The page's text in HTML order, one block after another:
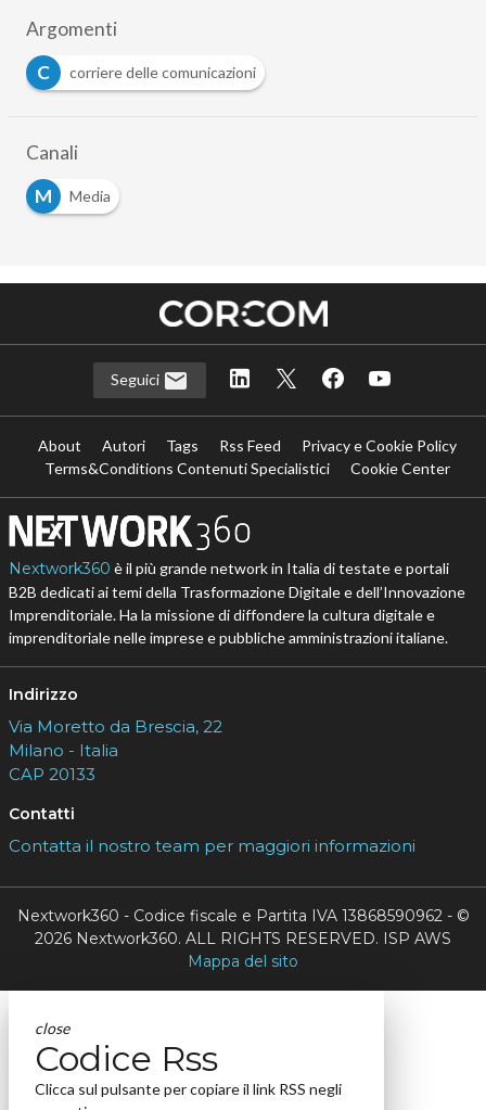
Argomenti
C
corriere delle comunicazioni
Canali
M
Media
Seguici
About Autori Tags Rss Feed
Privacy e Cookie Policy
Terms&Conditions Contenuti Specialistici
Cookie Center
Nextwork360 è il più grande network in Italia di testate e portali
B2B dedicati ai temi della Trasformazione Digitale e dell’Innovazione
Imprenditoriale. Ha la missione di diffondere la cultura digitale e
imprenditoriale nelle imprese e pubbliche amministrazioni italiane.
Indirizzo
Via Moretto da Brescia, 22
Milano - Italia
CAP 20133
Contatti
Contatta il nostro team per maggiori informazioni
Nextwork360 - Codice fiscale e Partita IVA 13868590962 - ©
2026 Nextwork360. ALL RIGHTS RESERVED. ISP AWS
Mappa del sito
close
Codice Rss
Clicca sul pulsante per copiare il link RSS negli